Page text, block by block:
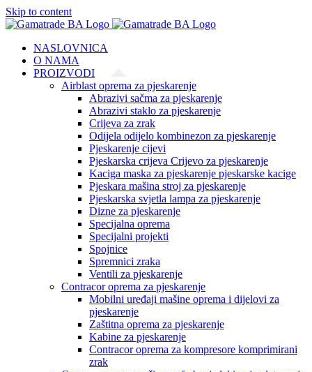
Skip to content
NASLOVNICA
O NAMA
PROIZVODI
Airblast oprema za pjeskarenje
Abrazivi sačma za pjeskarenje
Abrazivi staklo za pjeskarenje
Crijeva za zrak
Odijela odijelo kombinezon za pjeskarenje
Pjeskarenje cijevi
Pjeskarska crijeva Crijevo za pjeskarenje
Kaciga maska za pjeskarenje pjeskarske kacige
Pjeskara mašina stroj za pjeskarenje
Pjeskarska svjetla lampa za pjeskarenje
Dizne za pjeskarenje
Specijalna oprema
Specijalni projekti
Spojnice
Spremnici zraka
Ventili za pjeskarenje
Contracor oprema za pjeskarenje
Mobilni uređaji mašine oprema i dijelovi za
pjeskarenje
Zaštitna oprema za pjeskarenje
Kabine za pjeskarenje
Contracor oprema za kompresore komprimirani
zrak